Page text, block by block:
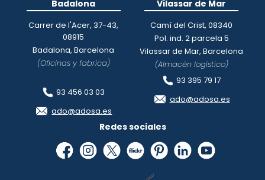
Badalona
Carrer de l'Acer, 37-43,
08915
Badalona, Barcelona
(Oficinas y fabrica)
93 456 03 03
ado@adosa.es
Vilassar de Mar
Camí del Crist, 08340
Pol. ind. 2 parcela 5
Vilassar de Mar, Barcelona
(Almacén logístico)
93 395 79 17
ado@adosa.es
Redes sociales